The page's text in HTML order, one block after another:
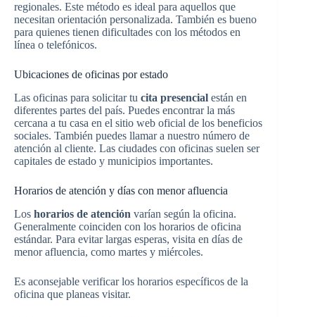
regionales. Este método es ideal para aquellos que
necesitan orientación personalizada. También es bueno
para quienes tienen dificultades con los métodos en
línea o telefónicos.
Ubicaciones de oficinas por estado
Las oficinas para solicitar tu cita presencial están en
diferentes partes del país. Puedes encontrar la más
cercana a tu casa en el sitio web oficial de los beneficios
sociales. También puedes llamar a nuestro número de
atención al cliente. Las ciudades con oficinas suelen ser
capitales de estado y municipios importantes.
Horarios de atención y días con menor afluencia
Los horarios de atención varían según la oficina.
Generalmente coinciden con los horarios de oficina
estándar. Para evitar largas esperas, visita en días de
menor afluencia, como martes y miércoles.
Es aconsejable verificar los horarios específicos de la
oficina que planeas visitar.